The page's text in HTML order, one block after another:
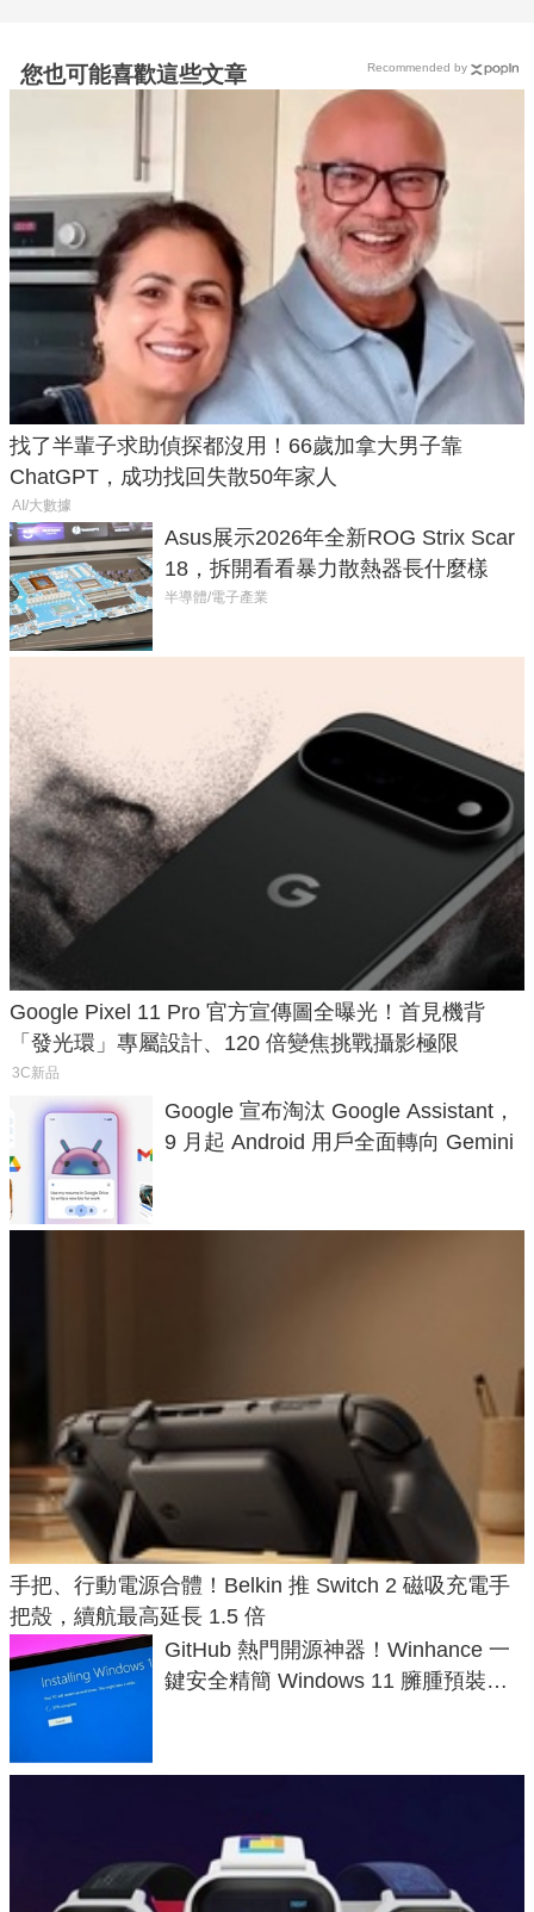
您也可能喜歡這些文章
找了半輩子求助偵探都沒用！66歲加拿大男子靠
ChatGPT，成功找回失散50年家人
AI/大數據
Asus展示2026年全新ROG Strix Scar
18，拆開看看暴力散熱器長什麼樣
半導體/電子產業
Google Pixel 11 Pro 官方宣傳圖全曝光！首見機背
「發光環」專屬設計、120 倍變焦挑戰攝影極限
3C新品
Google 宣布淘汰 Google Assistant，
9 月起 Android 用戶全面轉向 Gemini
手把、行動電源合體！Belkin 推 Switch 2 磁吸充電手
把殼，續航最高延長 1.5 倍
GitHub 熱門開源神器！Winhance 一
鍵安全精簡 Windows 11 臃腫預裝軟
Recommended by